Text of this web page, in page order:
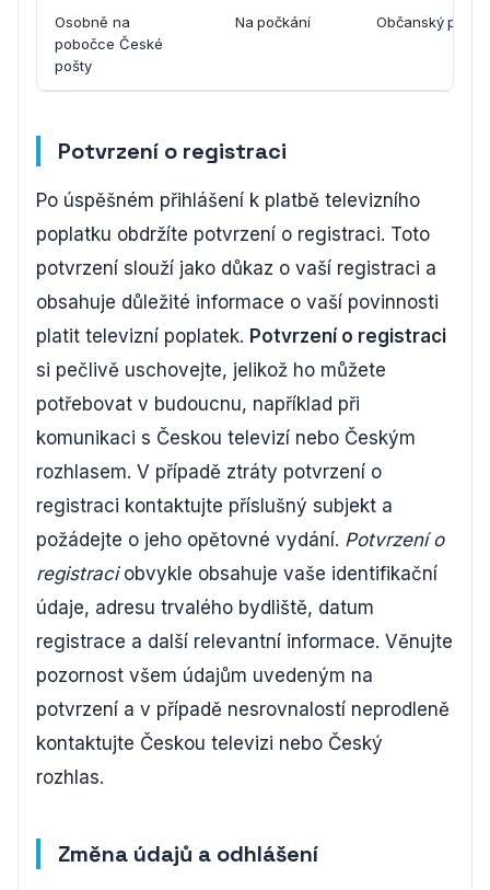
Osobně na
pobočce České
pošty
Na počkání Občanský
Potvrzení o registraci
Po úspěšném přihlášení k platbě televizního
poplatku obdržíte potvrzení o registraci. Toto
potvrzení slouží jako důkaz o vaší registraci a
obsahuje důležité informace o vaší povinnosti
platit televizní poplatek. Potvrzení o registraci
si pečlivě uschovejte, jelikož ho můžete
potřebovat v budoucnu, například při
komunikaci s Českou televizí nebo Českým
rozhlasem. V případě ztráty potvrzení o
registraci kontaktujte příslušný subjekt a
požádejte o jeho opětovné vydání. Potvrzení o
registraciobvykle obsahuje vaše identifikační
údaje, adresu trvalého bydliště, datum
registrace a další relevantní informace. Věnujte
pozornost všem údajům uvedeným na
potvrzení a v případě nesrovnalostí neprodleně
kontaktujte Českou televizi nebo Český
rozhlas.
Změna údajů a odhlášení